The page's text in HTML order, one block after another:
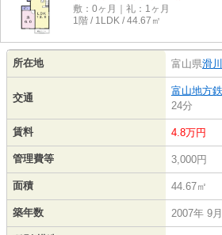
敷：0ヶ月｜礼：1ヶ月
1階 / 1LDK / 44.67㎡
所在地 富山県滑
交通
富山地方
24分
賃料 4.8万円
管理費等 3,000円
面積 44.67㎡
築年数 2007年 9